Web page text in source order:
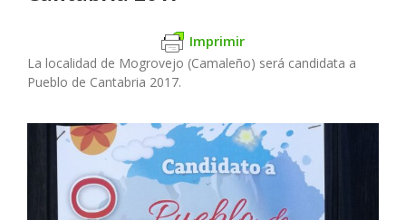
Imprimir
La localidad de Mogrovejo (Camaleño) será candidata a
Pueblo de Cantabria 2017.